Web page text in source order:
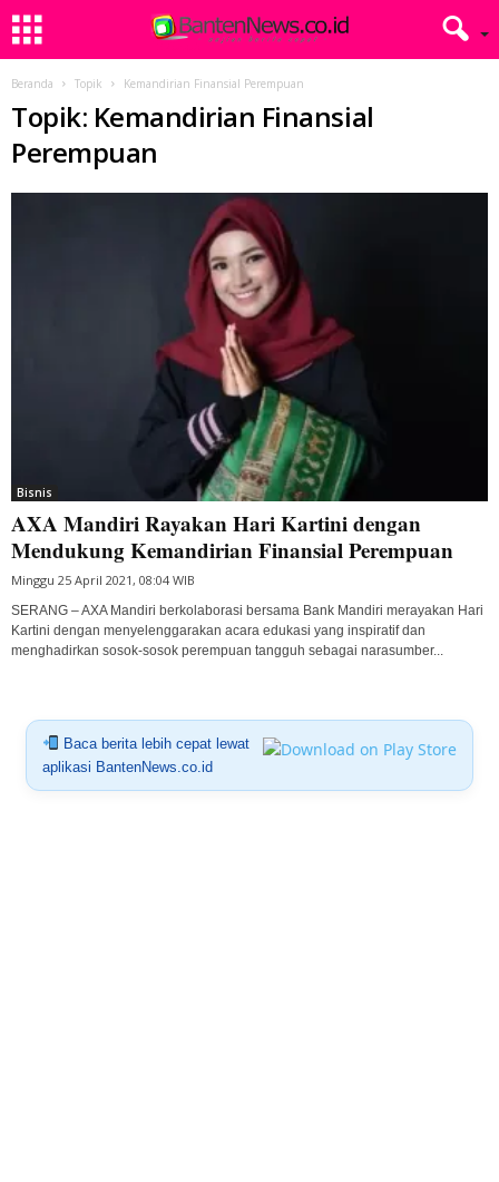
Beranda Topik Kemandirian Finansial Perempuan
Topik: Kemandirian Finansial
Perempuan
Bisnis
AXA Mandiri Rayakan Hari Kartini dengan
Mendukung Kemandirian Finansial Perempuan
Minggu 25 April 2021, 08:04 WIB
SERANG – AXA Mandiri berkolaborasi bersama Bank Mandiri merayakan Hari
Kartini dengan menyelenggarakan acara edukasi yang inspiratif dan
menghadirkan sosok-sosok perempuan tangguh sebagai narasumber...
Baca berita lebih cepat lewat
aplikasi BantenNews.co.id